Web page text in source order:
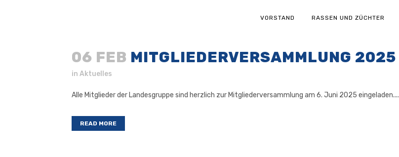
VORSTAND RASSEN UND ZÜCHTER
06 FEB MITGLIEDERVERSAMMLUNG 2025
in Aktuelles
Alle Mitglieder der Landesgruppe sind herzlich zur Mitgliederversammlung am 6. Juni 2025 eingeladen....
READ MORE